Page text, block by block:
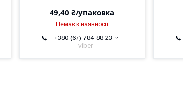
49,40 ₴/упаковка
Немає в наявності
+380 (67) 784-88-23
viber